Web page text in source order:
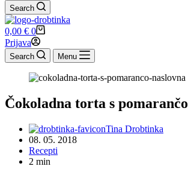
Search
Shopping
cart
0,00 € 0
Prijava
Search Menu
Čokoladna torta s pomarančo
Tina Drobtinka
08. 05. 2018
Recepti
2 min